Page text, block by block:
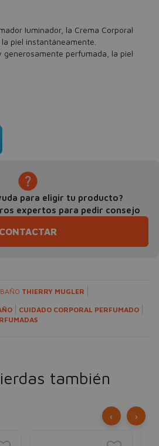
Iuminador, la Crema Corporal
piel instantáneamente.
perfumada, la piel
para eligir tu producto?
expertos para pedir consejo
CONTACTAR
THIERRY MUGLER
CUIDADO CORPORAL PERFUMADO
también
‹ ›